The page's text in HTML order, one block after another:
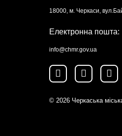
18000, м. Черкаси,
Електронна пошта:
info@chmr.gov.ua
© 2026 Черкаська